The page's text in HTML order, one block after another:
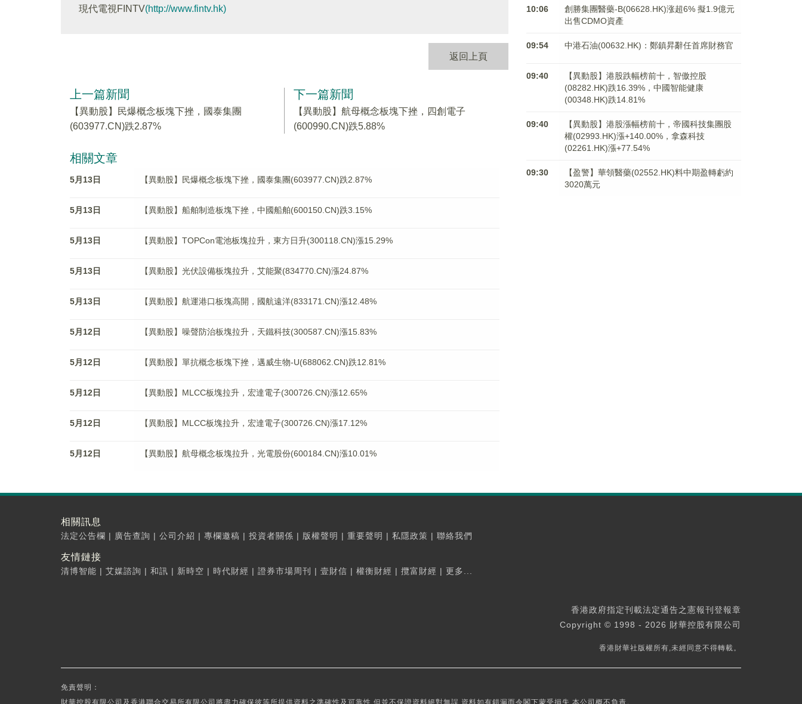
現代電視FINTV(http://www.fintv.hk)
返回上頁
上一篇新聞
【異動股】民爆概念板塊下挫，國泰集團
(603977.CN)跌2.87%
下一篇新聞
【異動股】航母概念板塊下挫，四創電子
(600990.CN)跌5.88%
相關文章
5月13日 【異動股】民爆概念板塊下挫，國泰集團(603977.CN)跌2.87%
5月13日 【異動股】船舶制造板塊下挫，中國船舶(600150.CN)跌3.15%
5月13日 【異動股】TOPCon電池板塊拉升，東方日升(300118.CN)漲15.29%
5月13日 【異動股】光伏設備板塊拉升，艾能聚(834770.CN)漲24.87%
5月13日 【異動股】航運港口板塊高開，國航遠洋(833171.CN)漲12.48%
5月12日 【異動股】噪聲防治板塊拉升，天鐵科技(300587.CN)漲15.83%
5月12日 【異動股】單抗概念板塊下挫，邁威生物-U(688062.CN)跌12.81%
5月12日 【異動股】MLCC板塊拉升，宏達電子(300726.CN)漲12.65%
5月12日 【異動股】MLCC板塊拉升，宏達電子(300726.CN)漲17.12%
5月12日 【異動股】航母概念板塊拉升，光電股份(600184.CN)漲10.01%
10:06
創勝集團醫藥-B(06628.HK)涨超6% 擬1.9億元
出售CDMO資產
09:54 中港石油(00632.HK)：鄭鎮昇辭任首席財務官
09:40
【異動股】港股跌幅榜前十，智傲控股
(08282.HK)跌16.39%，中國智能健康
(00348.HK)跌14.81%
09:40
【異動股】港股漲幅榜前十，帝國科技集團股
權(02993.HK)漲+140.00%，拿森科技
(02261.HK)漲+77.54%
09:30
【盈警】華領醫藥(02552.HK)料中期盈轉虧約
3020萬元
相關訊息
法定公告欄 | 廣告查詢 | 公司介紹 | 專欄邀稿 | 投資者關係 | 版權聲明 | 重要聲明 | 私隱政策 | 聯絡我們
友情鏈接
清博智能 | 艾媒諮詢 | 和訊 | 新時空 | 時代財經 | 證券市場周刊 | 壹財信 | 權衡財經 | 攬富財經 | 更多...
香港政府指定刊載法定通告之憲報刊登報章
Copyright © 1998 - 2026 財華控股有限公司
香港財華社版權所有,未經同意不得轉載。
免責聲明：